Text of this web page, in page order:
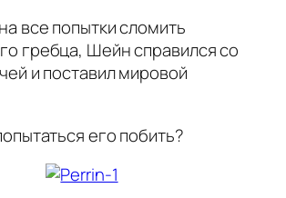
все попытки сломить
гребца, Шейн справился со
и поставил мировой
его побить?